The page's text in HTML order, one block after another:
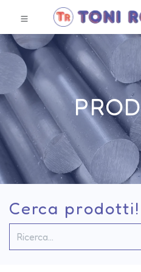
Cerca prodotti!